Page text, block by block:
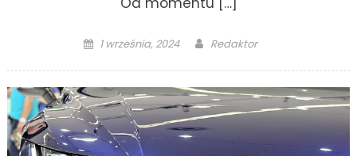
Posted
1 września, 2024 Author
Redaktor